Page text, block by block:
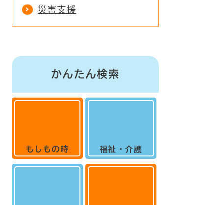
災害支援
かんたん検索
もしもの時 福祉・介護